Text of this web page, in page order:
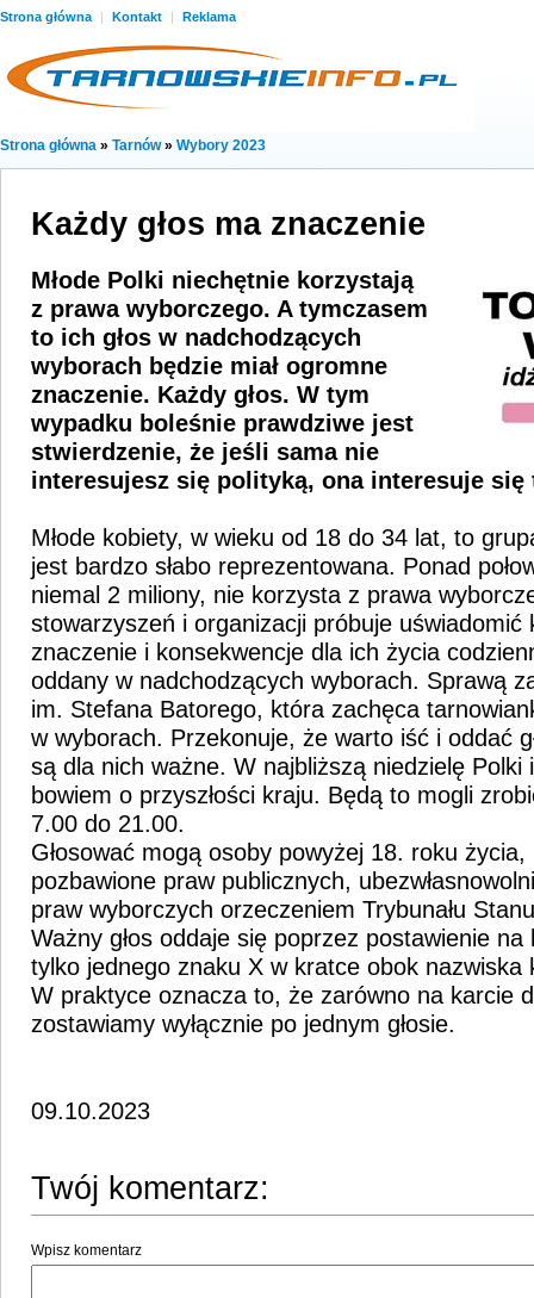
Strona główna | Kontakt | Reklama
Strona główna » Tarnów» Wybory 2023
Każdy głos ma znaczenie
Młode Polki niechętnie korzystają
z prawa wyborczego. A tymczasem
to ich głos w nadchodzących
wyborach będzie miał ogromne
znaczenie. Każdy głos. W tym
wypadku boleśnie prawdziwe jest
stwierdzenie, że jeśli sama nie
interesujesz się polityką, ona interesuje się
Młode kobiety, w wieku od 18 do 34 lat, to
jest bardzo słabo reprezentowana. Ponad
niemal 2 miliony, nie korzysta z prawa
stowarzyszeń i organizacji próbuje uświadomić
znaczenie i konsekwencje dla ich życia
oddany w nadchodzących wyborach. Sprawą
im. Stefana Batorego, która zachęca
w wyborach. Przekonuje, że warto iść i oddać
są dla nich ważne. W najbliższą niedzielę Polki
bowiem o przyszłości kraju. Będą to mogli
7.00 do 21.00.
Głosować mogą osoby powyżej 18. roku
pozbawione praw publicznych,
praw wyborczych orzeczeniem Trybunału
Ważny głos oddaje się poprzez postawienie na
tylko jednego znaku X w kratce obok nazwiska
W praktyce oznacza to, że zarówno na karcie
zostawiamy wyłącznie po jednym głosie.
09.10.2023
Twój komentarz:
Wpisz komentarz